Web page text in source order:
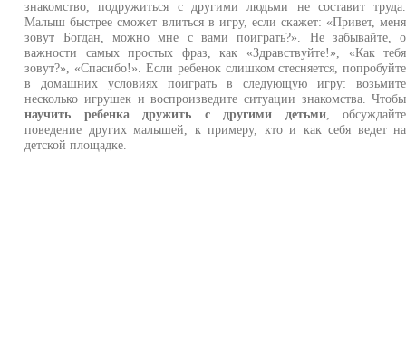
знакомство, подружиться с другими людьми не составит труда.
Малыш быстрее сможет влиться в игру, если скажет: «Привет, меня
зовут Богдан, можно мне с вами поиграть?». Не забывайте, о
важности самых простых фраз, как «Здравствуйте!», «Как тебя
зовут?», «Спасибо!». Если ребенок слишком стесняется, попробуйте
в домашних условиях поиграть в следующую игру: возьмите
несколько игрушек и воспроизведите ситуации знакомства. Чтобы
научить ребенка дружить с другими детьми, обсуждайте
поведение других малышей, к примеру, кто и как себя ведет на
детской площадке.